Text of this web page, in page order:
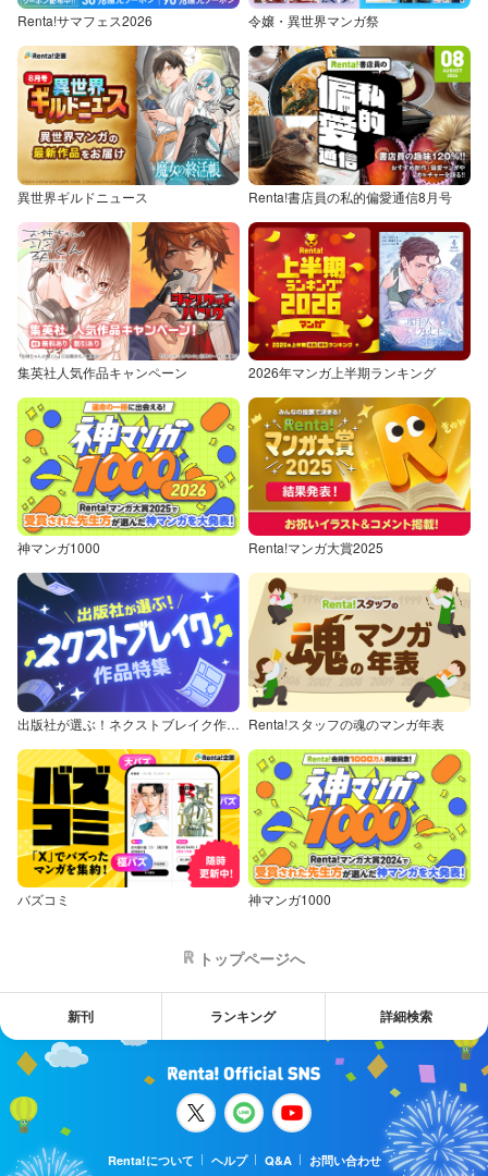
Renta!サマフェス2026 令嬢・異世界マンガ祭
異世界ギルドニュース Renta!書店員の私的偏愛通信8月号
集英社人気作品キャンペーン 2026年マンガ上半期ランキング
神マンガ1000 Renta!マンガ大賞2025
出版社が選ぶ！ネクストブレイク作品特集 Renta!スタッフの魂のマンガ年表
バズコミ 神マンガ1000
トップページへ
新刊 ランキング 詳細検索
Renta!について ヘルプ Q&A お問い合わせ